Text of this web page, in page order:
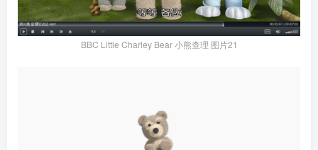
BBC Little Charley Bear 小熊查理 图片21